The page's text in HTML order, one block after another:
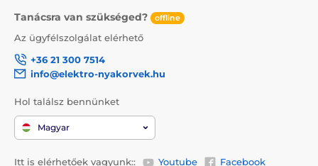
Tanácsra van szükséged? offline
Az ügyfélszolgálat elérhető
+36 21 300 7514
info@elektro-nyakorvek.hu
Hol találsz bennünket
Magyar
Itt is elérhetőek vagyunk:: Youtube
Facebook